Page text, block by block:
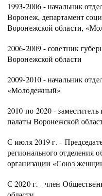
1993-2006 - начальник
Воронеж, департамент
Воронежской области,
2006-2009 - советник
Воронежской области
2009-2010 - начальник
«Молодежный»
2010 по 2020 -
палаты Воронежской
С июля 2019 г. -
регионального отделения
организации «Союз
С 2020 г. - член